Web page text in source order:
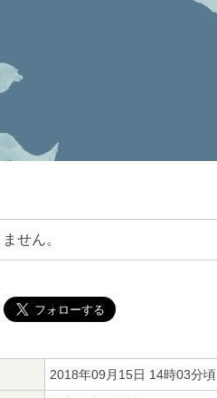
せん。
2018年09月15日 14時03分頃